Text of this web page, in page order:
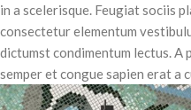
in a scelerisque. Feugiat sociis
consectetur elementum
dictumst condimentum lectus. A
semper et congue sapien erat a